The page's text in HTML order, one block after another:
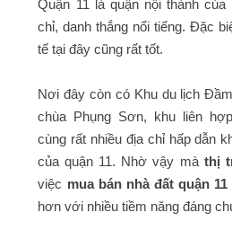
Quận 11 là quận nội thành
chỉ, danh thắng nổi tiếng. Đặc
tế tại đây cũng rất tốt.
Nơi đây còn có Khu du lịch
chùa Phụng Sơn, khu liên
cùng rất nhiều địa chỉ hấp dẫn
của quận 11. Nhờ vậy mà thị
việc mua bán nhà đất quận 11
hơn với nhiều tiềm năng đáng